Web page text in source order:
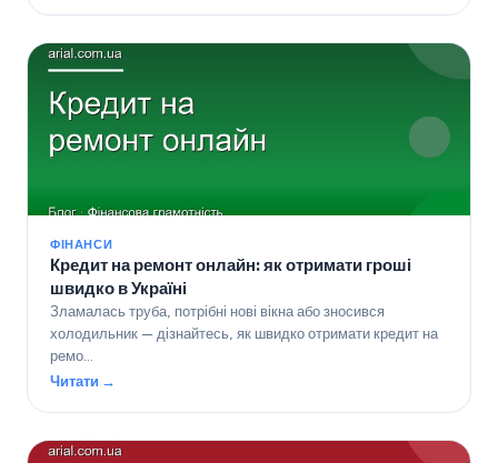
ФІНАНСИ
Кредит на ремонт онлайн: як отримати гроші
швидко в Україні
Зламалась труба, потрібні нові вікна або зносився
холодильник — дізнайтесь, як швидко отримати кредит на
ремо…
Читати →